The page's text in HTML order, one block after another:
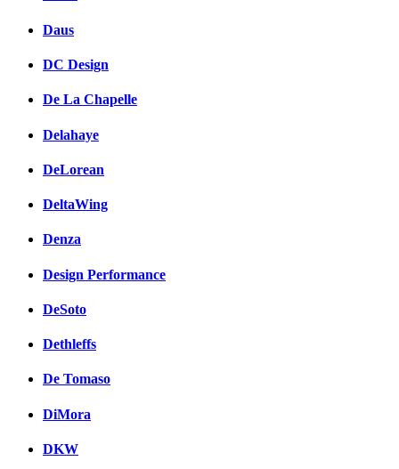
Daus
DC Design
De La Chapelle
Delahaye
DeLorean
DeltaWing
Denza
Design Performance
DeSoto
Dethleffs
De Tomaso
DiMora
DKW